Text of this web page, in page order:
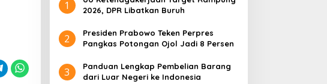
1
2026, DPR Libatkan Buruh
2
Presiden Prabowo Teken Perpres
Pangkas Potongan Ojol Jadi 8 Persen
3
Panduan Lengkap Pembelian Barang
dari Luar Negeri ke Indonesia